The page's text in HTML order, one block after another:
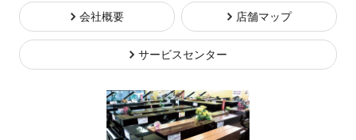
会社概要 店舗マップ
サービスセンター